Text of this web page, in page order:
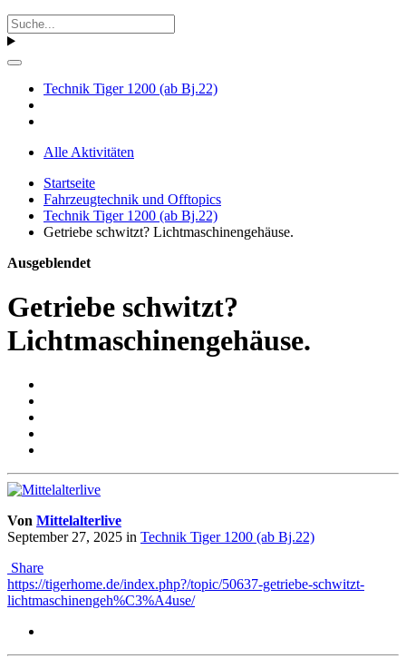
Technik Tiger 1200 (ab Bj.22)
Alle Aktivitäten
Startseite
Fahrzeugtechnik und Offtopics
Technik Tiger 1200 (ab Bj.22)
Getriebe schwitzt? Lichtmaschinengehäuse.
Ausgeblendet
Getriebe schwitzt?
Lichtmaschinengehäuse.
Von Mittelalterlive
September 27, 2025 in Technik Tiger 1200 (ab Bj.22)
Share
https://tigerhome.de/index.php?/topic/50637-getriebe-schwitzt-
lichtmaschinengeh%C3%A4use/